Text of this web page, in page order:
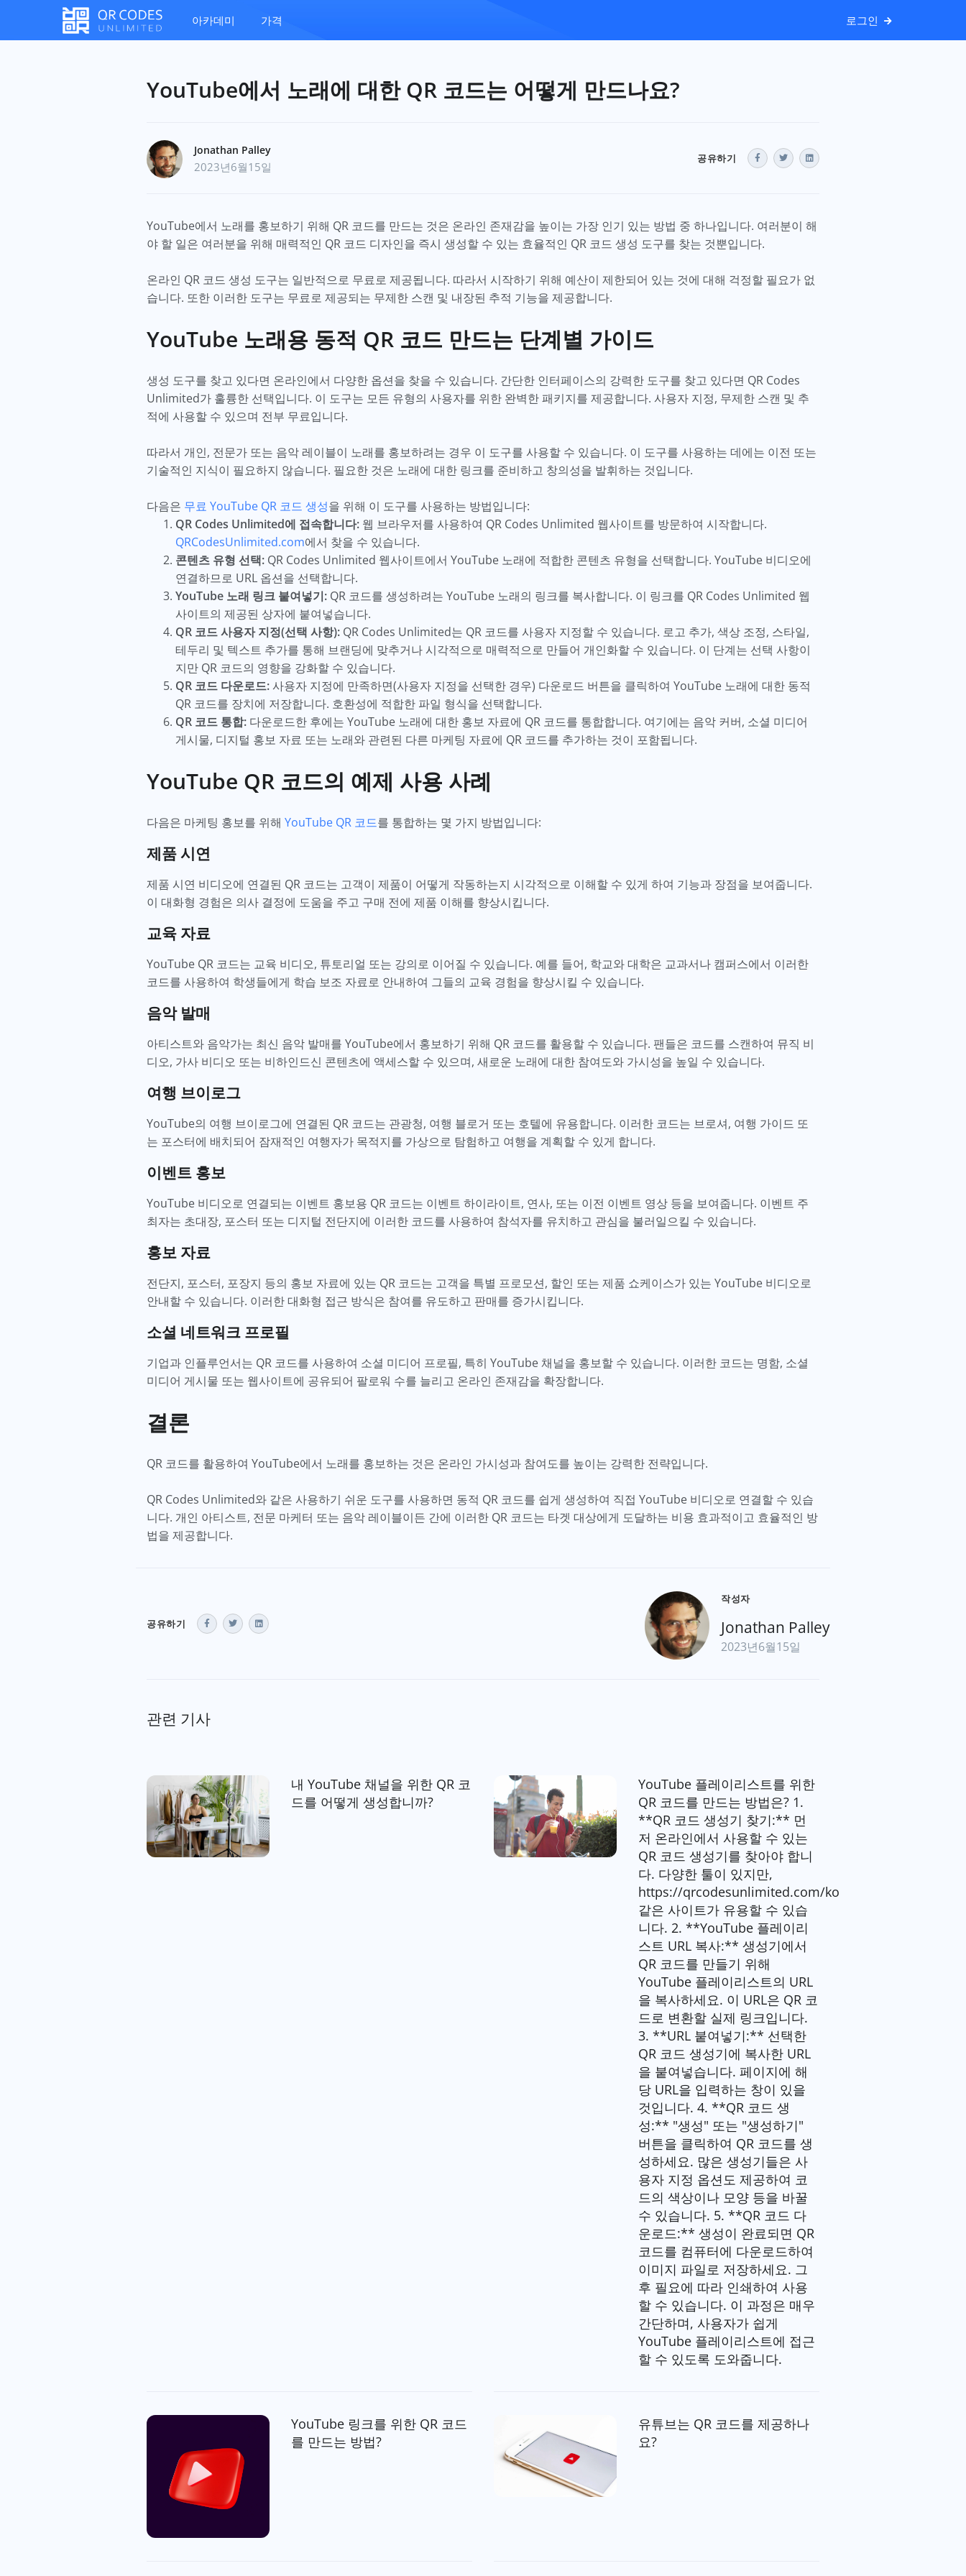
아카데미 가격 로그인
YouTube에서 노래에 대한 QR 코드는 어떻게 만드나요?
Jonathan Palley
2023년6월15일
공유하기
YouTube에서 노래를 홍보하기 위해 QR 코드를 만드는 것은 온라인 존재감을 높이는 가장 인기 있는 방법 중 하나입니다. 여러분이 해
야 할 일은 여러분을 위해 매력적인 QR 코드 디자인을 즉시 생성할 수 있는 효율적인 QR 코드 생성 도구를 찾는 것뿐입니다.
온라인 QR 코드 생성 도구는 일반적으로 무료로 제공됩니다. 따라서 시작하기 위해 예산이 제한되어 있는 것에 대해 걱정할 필요가 없
습니다. 또한 이러한 도구는 무료로 제공되는 무제한 스캔 및 내장된 추적 기능을 제공합니다.
YouTube 노래용 동적 QR 코드 만드는 단계별 가이드
생성 도구를 찾고 있다면 온라인에서 다양한 옵션을 찾을 수 있습니다. 간단한 인터페이스의 강력한 도구를 찾고 있다면 QR Codes
Unlimited가 훌륭한 선택입니다. 이 도구는 모든 유형의 사용자를 위한 완벽한 패키지를 제공합니다. 사용자 지정, 무제한 스캔 및 추
적에 사용할 수 있으며 전부 무료입니다.
따라서 개인, 전문가 또는 음악 레이블이 노래를 홍보하려는 경우 이 도구를 사용할 수 있습니다. 이 도구를 사용하는 데에는 이전 또는
기술적인 지식이 필요하지 않습니다. 필요한 것은 노래에 대한 링크를 준비하고 창의성을 발휘하는 것입니다.
다음은 무료 YouTube QR 코드 생성을 위해 이 도구를 사용하는 방법입니다:
QR Codes Unlimited에 접속합니다: 웹 브라우저를 사용하여 QR Codes Unlimited 웹사이트를 방문하여 시작합니다.
QRCodesUnlimited.com에서 찾을 수 있습니다.
콘텐츠 유형 선택: QR Codes Unlimited 웹사이트에서 YouTube 노래에 적합한 콘텐츠 유형을 선택합니다. YouTube 비디오에
연결하므로 URL 옵션을 선택합니다.
YouTube 노래 링크 붙여넣기: QR 코드를 생성하려는 YouTube 노래의 링크를 복사합니다. 이 링크를 QR Codes Unlimited 웹
사이트의 제공된 상자에 붙여넣습니다.
QR 코드 사용자 지정(선택 사항): QR Codes Unlimited는 QR 코드를 사용자 지정할 수 있습니다. 로고 추가, 색상 조정, 스타일,
테두리 및 텍스트 추가를 통해 브랜딩에 맞추거나 시각적으로 매력적으로 만들어 개인화할 수 있습니다. 이 단계는 선택 사항이
지만 QR 코드의 영향을 강화할 수 있습니다.
QR 코드 다운로드:사용자 지정에 만족하면(사용자 지정을 선택한 경우) 다운로드 버튼을 클릭하여 YouTube 노래에 대한 동적
QR 코드를 장치에 저장합니다. 호환성에 적합한 파일 형식을 선택합니다.
QR 코드 통합: 다운로드한 후에는 YouTube 노래에 대한 홍보 자료에 QR 코드를 통합합니다. 여기에는 음악 커버, 소셜 미디어
게시물, 디지털 홍보 자료 또는 노래와 관련된 다른 마케팅 자료에 QR 코드를 추가하는 것이 포함됩니다.
YouTube QR 코드의 예제 사용 사례
다음은 마케팅 홍보를 위해 YouTube QR 코드를 통합하는 몇 가지 방법입니다:
제품 시연
제품 시연 비디오에 연결된 QR 코드는 고객이 제품이 어떻게 작동하는지 시각적으로 이해할 수 있게 하여 기능과 장점을 보여줍니다.
이 대화형 경험은 의사 결정에 도움을 주고 구매 전에 제품 이해를 향상시킵니다.
교육 자료
YouTube QR 코드는 교육 비디오, 튜토리얼 또는 강의로 이어질 수 있습니다. 예를 들어, 학교와 대학은 교과서나 캠퍼스에서 이러한
코드를 사용하여 학생들에게 학습 보조 자료로 안내하여 그들의 교육 경험을 향상시킬 수 있습니다.
음악 발매
아티스트와 음악가는 최신 음악 발매를 YouTube에서 홍보하기 위해 QR 코드를 활용할 수 있습니다. 팬들은 코드를 스캔하여 뮤직 비
디오, 가사 비디오 또는 비하인드신 콘텐츠에 액세스할 수 있으며, 새로운 노래에 대한 참여도와 가시성을 높일 수 있습니다.
여행 브이로그
YouTube의 여행 브이로그에 연결된 QR 코드는 관광청, 여행 블로거 또는 호텔에 유용합니다. 이러한 코드는 브로셔, 여행 가이드 또
는 포스터에 배치되어 잠재적인 여행자가 목적지를 가상으로 탐험하고 여행을 계획할 수 있게 합니다.
이벤트 홍보
YouTube 비디오로 연결되는 이벤트 홍보용 QR 코드는 이벤트 하이라이트, 연사, 또는 이전 이벤트 영상 등을 보여줍니다. 이벤트 주
최자는 초대장, 포스터 또는 디지털 전단지에 이러한 코드를 사용하여 참석자를 유치하고 관심을 불러일으킬 수 있습니다.
홍보 자료
전단지, 포스터, 포장지 등의 홍보 자료에 있는 QR 코드는 고객을 특별 프로모션, 할인 또는 제품 쇼케이스가 있는 YouTube 비디오로
안내할 수 있습니다. 이러한 대화형 접근 방식은 참여를 유도하고 판매를 증가시킵니다.
소셜 네트워크 프로필
기업과 인플루언서는 QR 코드를 사용하여 소셜 미디어 프로필, 특히 YouTube 채널을 홍보할 수 있습니다. 이러한 코드는 명함, 소셜
미디어 게시물 또는 웹사이트에 공유되어 팔로워 수를 늘리고 온라인 존재감을 확장합니다.
결론
QR 코드를 활용하여 YouTube에서 노래를 홍보하는 것은 온라인 가시성과 참여도를 높이는 강력한 전략입니다.
QR Codes Unlimited와 같은 사용하기 쉬운 도구를 사용하면 동적 QR 코드를 쉽게 생성하여 직접 YouTube 비디오로 연결할 수 있습
니다. 개인 아티스트, 전문 마케터 또는 음악 레이블이든 간에 이러한 QR 코드는 타겟 대상에게 도달하는 비용 효과적이고 효율적인 방
법을 제공합니다.
공유하기
작성자
Jonathan Palley
2023년6월15일
관련 기사
내 YouTube 채널을 위한 QR 코
드를 어떻게 생성합니까?
YouTube 플레이리스트를 위한
QR 코드를 만드는 방법은? 1.
**QR 코드 생성기 찾기:** 먼
저 온라인에서 사용할 수 있는
QR 코드 생성기를 찾아야 합니
다. 다양한 툴이 있지만,
https://qrcodesunlimited.com/ko
같은 사이트가 유용할 수 있습
니다. 2. **YouTube 플레이리
스트 URL 복사:** 생성기에서
QR 코드를 만들기 위해
YouTube 플레이리스트의 URL
을 복사하세요. 이 URL은 QR 코
드로 변환할 실제 링크입니다.
3. **URL 붙여넣기:** 선택한
QR 코드 생성기에 복사한 URL
을 붙여넣습니다. 페이지에 해
당 URL을 입력하는 창이 있을
것입니다. 4. **QR 코드 생
성:** "생성" 또는 "생성하기"
버튼을 클릭하여 QR 코드를 생
성하세요. 많은 생성기들은 사
용자 지정 옵션도 제공하여 코
드의 색상이나 모양 등을 바꿀
수 있습니다. 5. **QR 코드 다
운로드:** 생성이 완료되면 QR
코드를 컴퓨터에 다운로드하여
이미지 파일로 저장하세요. 그
후 필요에 따라 인쇄하여 사용
할 수 있습니다. 이 과정은 매우
간단하며, 사용자가 쉽게
YouTube 플레이리스트에 접근
할 수 있도록 도와줍니다.
YouTube 링크를 위한 QR 코드
를 만드는 방법?
유튜브는 QR 코드를 제공하나
요?